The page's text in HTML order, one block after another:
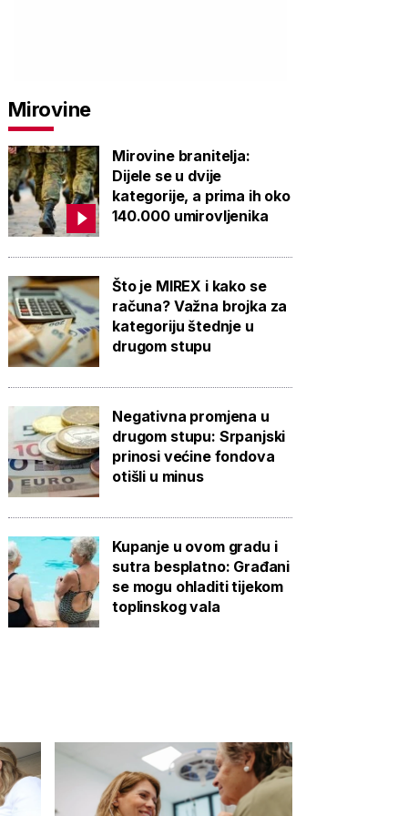
Mirovine
Mirovine branitelja:
Dijele se u dvije
kategorije, a prima ih oko
140.000 umirovljenika
Što je MIREX i kako se
računa? Važna brojka za
kategoriju štednje u
drugom stupu
Negativna promjena u
drugom stupu: Srpanjski
prinosi većine fondova
otišli u minus
Kupanje u ovom gradu i
sutra besplatno: Građani
se mogu ohladiti tijekom
toplinskog vala